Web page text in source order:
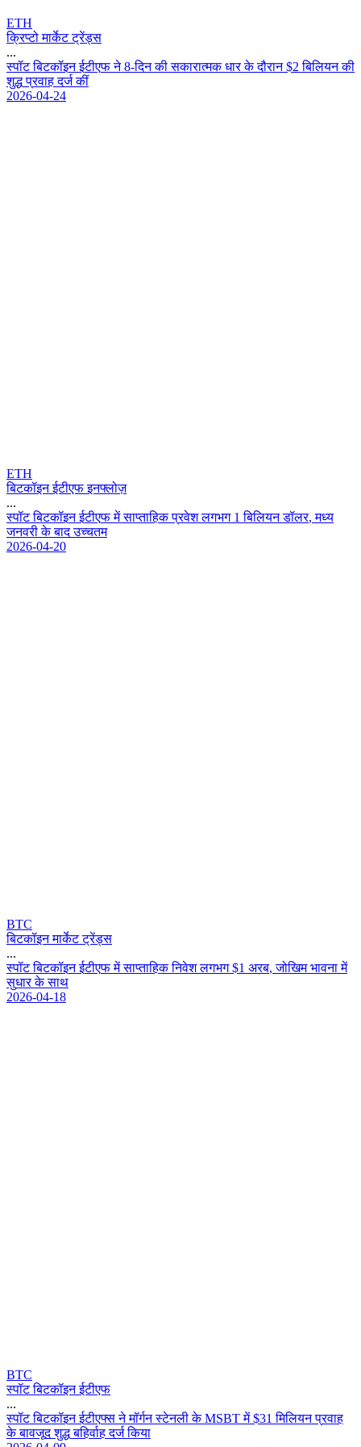
ETH
क्रिप्टो मार्केट ट्रेंड्स
...
सपट बटकइन ईटएफ न 8-दन क सकरतमक धर क दरन $2 बलयन क
शद परवह दर क
2026-04-24
ETH
बिटकॉइन ईटीएफ इनफ्लोज़
...
सपट बटकइन ईटएफ म सपतहक परवश लगभग 1 बलयन डलर, मधय
जनवर क बद उचचतम
2026-04-20
BTC
बिटकॉइन मार्केट ट्रेंड्स
...
सपट बटकइन ईटएफ म सपतहक नवश लगभग $1 अरब, जखम भवन म
सधर क सथ
2026-04-18
BTC
स्पॉट बिटकॉइन ईटीएफ
...
सपट बटकइन ईटएफस न मरन सटनल क MSBT म $31 मलयन परवह
क बवजद शद बहरह दर कय